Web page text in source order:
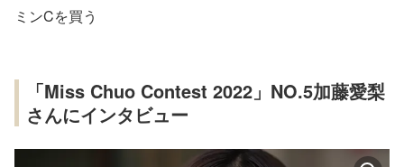
ミンCを買う
「Miss Chuo Contest 2022」NO.5加藤愛梨
さんにインタビュー